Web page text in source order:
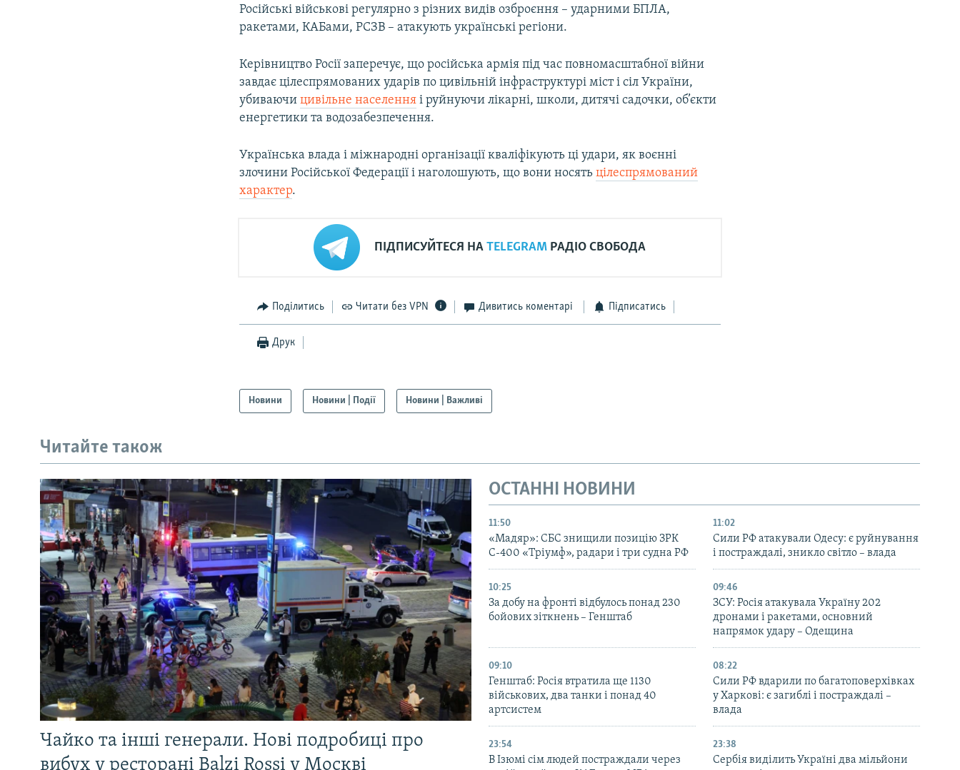
Російські військові регулярно з різних видів озброєння – ударними БПЛА,
ракетами, КАБами, РСЗВ – атакують українські регіони.
Керівництво Росії заперечує, що російська армія під час повномасштабної війни
завдає цілеспрямованих ударів по цивільній інфраструктурі міст і сіл України,
убиваючицивільне населення і руйнуючи лікарні, школи, дитячі садочки, об’єкти
енергетики та водозабезпечення.
Українська влада і міжнародні організації кваліфікують ці удари, як воєнні
злочини Російської Федерації і наголошують, що вони носятьцілеспрямований
характер.
ПІДПИСУЙТЕСЯ НАTELEGRAM РАДІО СВОБОДА
Поділитись Читати без VPN Дивитись коментарі Підписатись
Друк
Новини Новини | Події Новини | Важливі
Читайте також
Чайко та інші генерали. Нові подробиці про
вибух у ресторані Balzi Rossi у Москві
ОСТАННІ НОВИНИ
11:50
«Мадяр»: СБС знищили позицію ЗРК
С-400 «Тріумф», радари і три судна РФ
11:02
Сили РФ атакували Одесу: є руйнування
і постраждалі, зникло світло – влада
10:25
За добу на фронті відбулось понад 230
бойових зіткнень – Генштаб
09:46
ЗСУ: Росія атакувала Україну 202
дронами і ракетами, основний
напрямок удару – Одещина
09:10
Генштаб: Росія втратила ще 1130
військових, два танки і понад 40
артсистем
08:22
Сили РФ вдарили по багатоповерхівках
у Харкові: є загиблі і постраждалі –
влада
23:54
В Ізюмі сім людей постраждали через
23:38
Сербія виділить Україні два мільйони